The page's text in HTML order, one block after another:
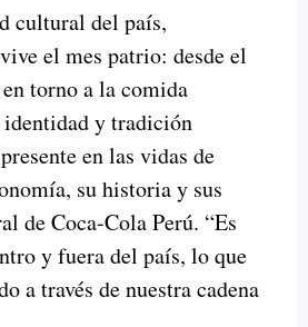
cultural del país,
el mes patrio: desde el
torno a la comida
y tradición
en las vidas de
su historia y sus
de Coca-Cola Perú. “Es
y fuera del país, lo que
a través de nuestra cadena